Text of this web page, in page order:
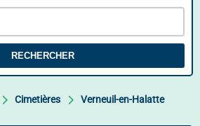
RECHERCHER
Cimetières Verneuil-en-Halatte